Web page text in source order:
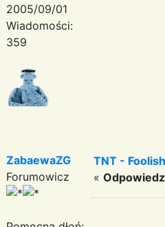
2005/09/01
Wiadomości:
359
ZabaewaZG
Forumowicz
TNT -
«